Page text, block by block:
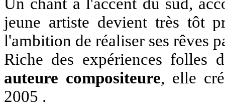
jeune artiste devient très tôt
l'ambition de réaliser ses rêves
Riche des expériences folles
auteure compositeure, elle
2005 .